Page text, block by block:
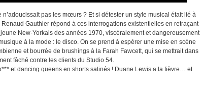
n’adoucissait pas les mœurs ? Et si détester un style musical était lié à
Gauthier répond à ces interrogations existentielles en retraçant
New-Yorkais des années 1970, viscéralement et dangereusement
à la mode : le disco. On se prend à espérer une mise en scène
et bourrée de brushings à la Farah Fawcett, qui se mettrait dans
fâché contre les clients du Studio 54.
et dancing queens en shorts satinés ! Duane Lewis a la fièvre… et